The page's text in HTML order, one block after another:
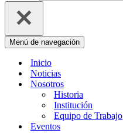
Menú de navegación
Inicio
Noticias
Nosotros
Historia
Institución
Equipo de Trabajo
Eventos